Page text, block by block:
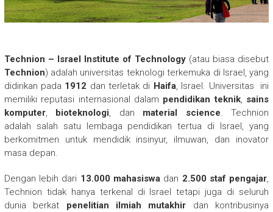
Technion – Israel Institute of Technology (atau biasa disebut
Technion) adalah universitas teknologi terkemuka di Israel, yang
didirikan pada 1912 dan terletak di Haifa, Israel. Universitas ini
memiliki reputasi internasional dalam pendidikan teknik, sains
komputer, bioteknologi, dan material science. Technion
adalah salah satu lembaga pendidikan tertua di Israel, yang
berkomitmen untuk mendidik insinyur, ilmuwan, dan inovator
masa depan.
Dengan lebih dari 13.000 mahasiswa dan 2.500 staf pengajar,
Technion tidak hanya terkenal di Israel tetapi juga di seluruh
dunia berkat penelitian ilmiah mutakhir dan kontribusinya